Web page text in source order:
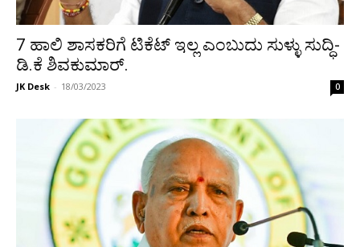
7 ಹಾಲಿ ಶಾಸಕರಿಗೆ ಟಿಕೆಟ್ ಇಲ್ಲ ಎಂಬುದು ಸುಳ್ಳು ಸುದ್ಧಿ-
ಡಿ.ಕೆ ಶಿವಕುಮಾರ್.
JK Desk - 18/03/2023 0